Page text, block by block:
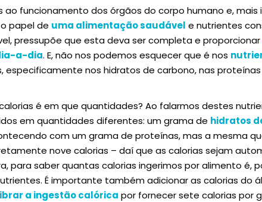
ao funcionamento dos órgãos do corpo humano e,
papel de uma alimentação saudável e nutrientes
pressupõe que esta deva ser completa e proporcionar
a-dia. E, não nos podemos esquecer que é nos
especificamente nos hidratos de carbono, nas
é em que quantidades? Ao falarmos destes
em quantidades diferentes: um grama de hidratos
com um grama de proteínas, mas a mesma
nove calorias – daí que as calorias sejam
para saber quantas calorias ingerimos por alimento é,
É importante também adicionar as calorias do
a ingestão calórica por fornecer sete calorias por